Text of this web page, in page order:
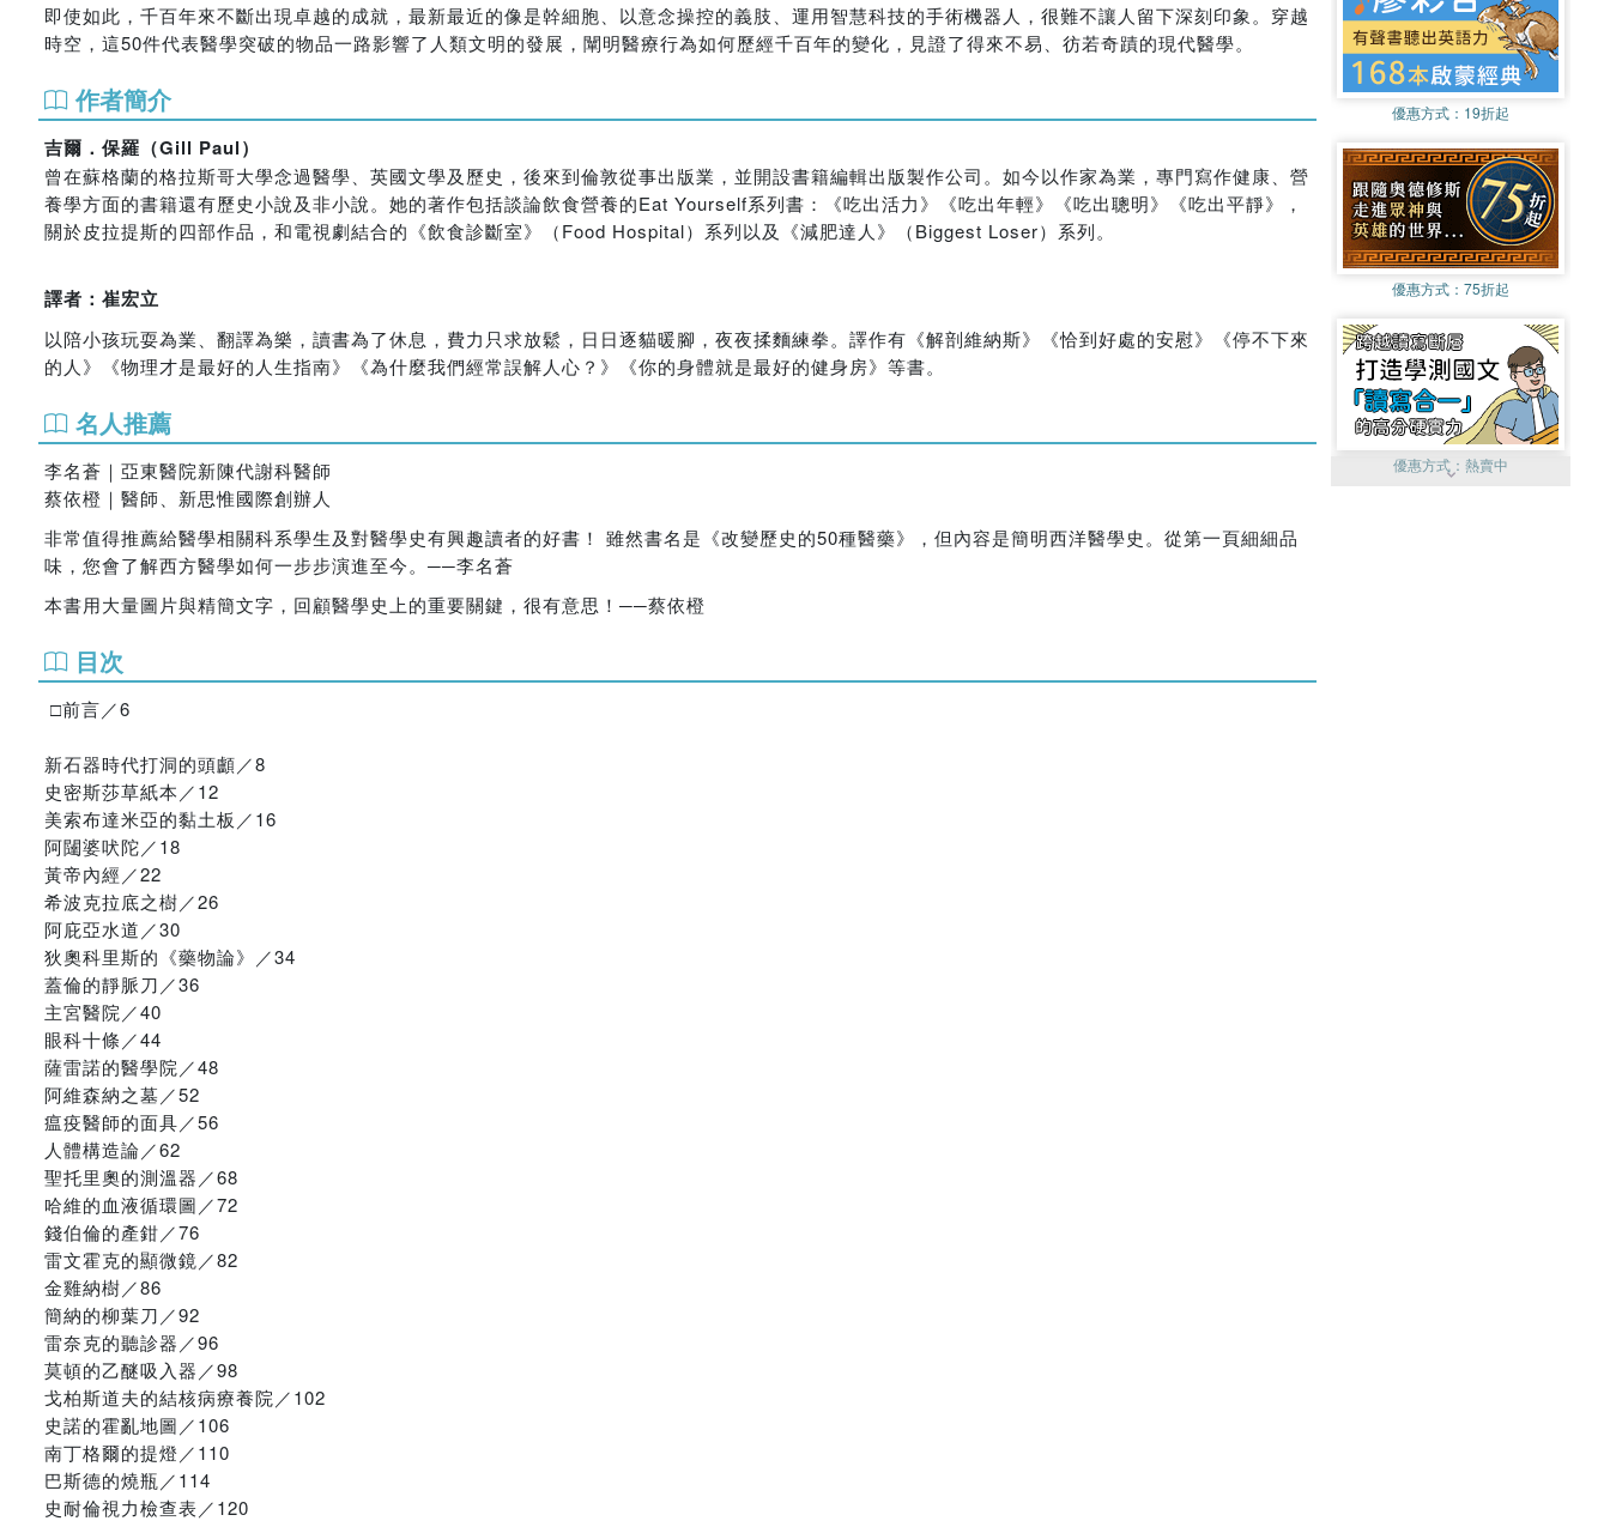
即使如此，千百年來不斷出現卓越的成就，最新最近的像是幹細胞、以意念操控的義肢、運用智慧科技的手術機器人，很難不讓人留下深刻印象。穿越
時空，這50件代表醫學突破的物品一路影響了人類文明的發展，闡明醫療行為如何歷經千百年的變化，見證了得來不易、彷若奇蹟的現代醫學。
作者簡介
吉爾．保羅（Gill Paul）
曾在蘇格蘭的格拉斯哥大學念過醫學、英國文學及歷史，後來到倫敦從事出版業，並開設書籍編輯出版製作公司。如今以作家為業，專門寫作健康、營
養學方面的書籍還有歷史小說及非小說。她的著作包括談論飲食營養的Eat Yourself系列書：《吃出活力》《吃出年輕》《吃出聰明》《吃出平靜》，
關於皮拉提斯的四部作品，和電視劇結合的《飲食診斷室》（Food Hospital）系列以及《減肥達人》（Biggest Loser）系列。
譯者：崔宏立
以陪小孩玩耍為業、翻譯為樂，讀書為了休息，費力只求放鬆，日日逐貓暖腳，夜夜揉麵練拳。譯作有《解剖維納斯》《恰到好處的安慰》《停不下來
的人》《物理才是最好的人生指南》《為什麼我們經常誤解人心？》《你的身體就是最好的健身房》等書。
名人推薦
李名蒼｜亞東醫院新陳代謝科醫師
蔡依橙｜醫師、新思惟國際創辦人
非常值得推薦給醫學相關科系學生及對醫學史有興趣讀者的好書！ 雖然書名是《改變歷史的50種醫藥》，但內容是簡明西洋醫學史。從第一頁細細品
味，您會了解西方醫學如何一步步演進至今。──李名蒼
本書用大量圖片與精簡文字，回顧醫學史上的重要關鍵，很有意思！──蔡依橙
目次
□前言／6
新石器時代打洞的頭顱／8
史密斯莎草紙本／12
美索布達米亞的黏土板／16
阿闥婆吠陀／18
黃帝內經／22
希波克拉底之樹／26
阿庇亞水道／30
狄奧科里斯的《藥物論》／34
蓋倫的靜脈刀／36
主宮醫院／40
眼科十條／44
薩雷諾的醫學院／48
阿維森納之墓／52
瘟疫醫師的面具／56
人體構造論／62
聖托里奧的測溫器／68
哈維的血液循環圖／72
錢伯倫的產鉗／76
雷文霍克的顯微鏡／82
金雞納樹／86
簡納的柳葉刀／92
雷奈克的聽診器／96
莫頓的乙醚吸入器／98
戈柏斯道夫的結核病療養院／102
史諾的霍亂地圖／106
南丁格爾的提燈／110
巴斯德的燒瓶／114
史耐倫視力檢查表／120
優惠方式： 19折起
優惠方式： 75折起
優惠方式： 熱賣中